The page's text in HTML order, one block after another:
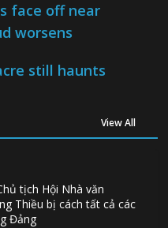
face off near
worsens
still haunts
View All
tịch Hội Nhà văn
Thiều bị cách tất cả các
Đảng